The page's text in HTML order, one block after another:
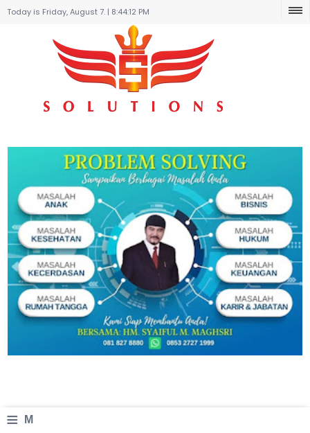
Today is Friday, August 7. | 8:44:12 PM
≡ M